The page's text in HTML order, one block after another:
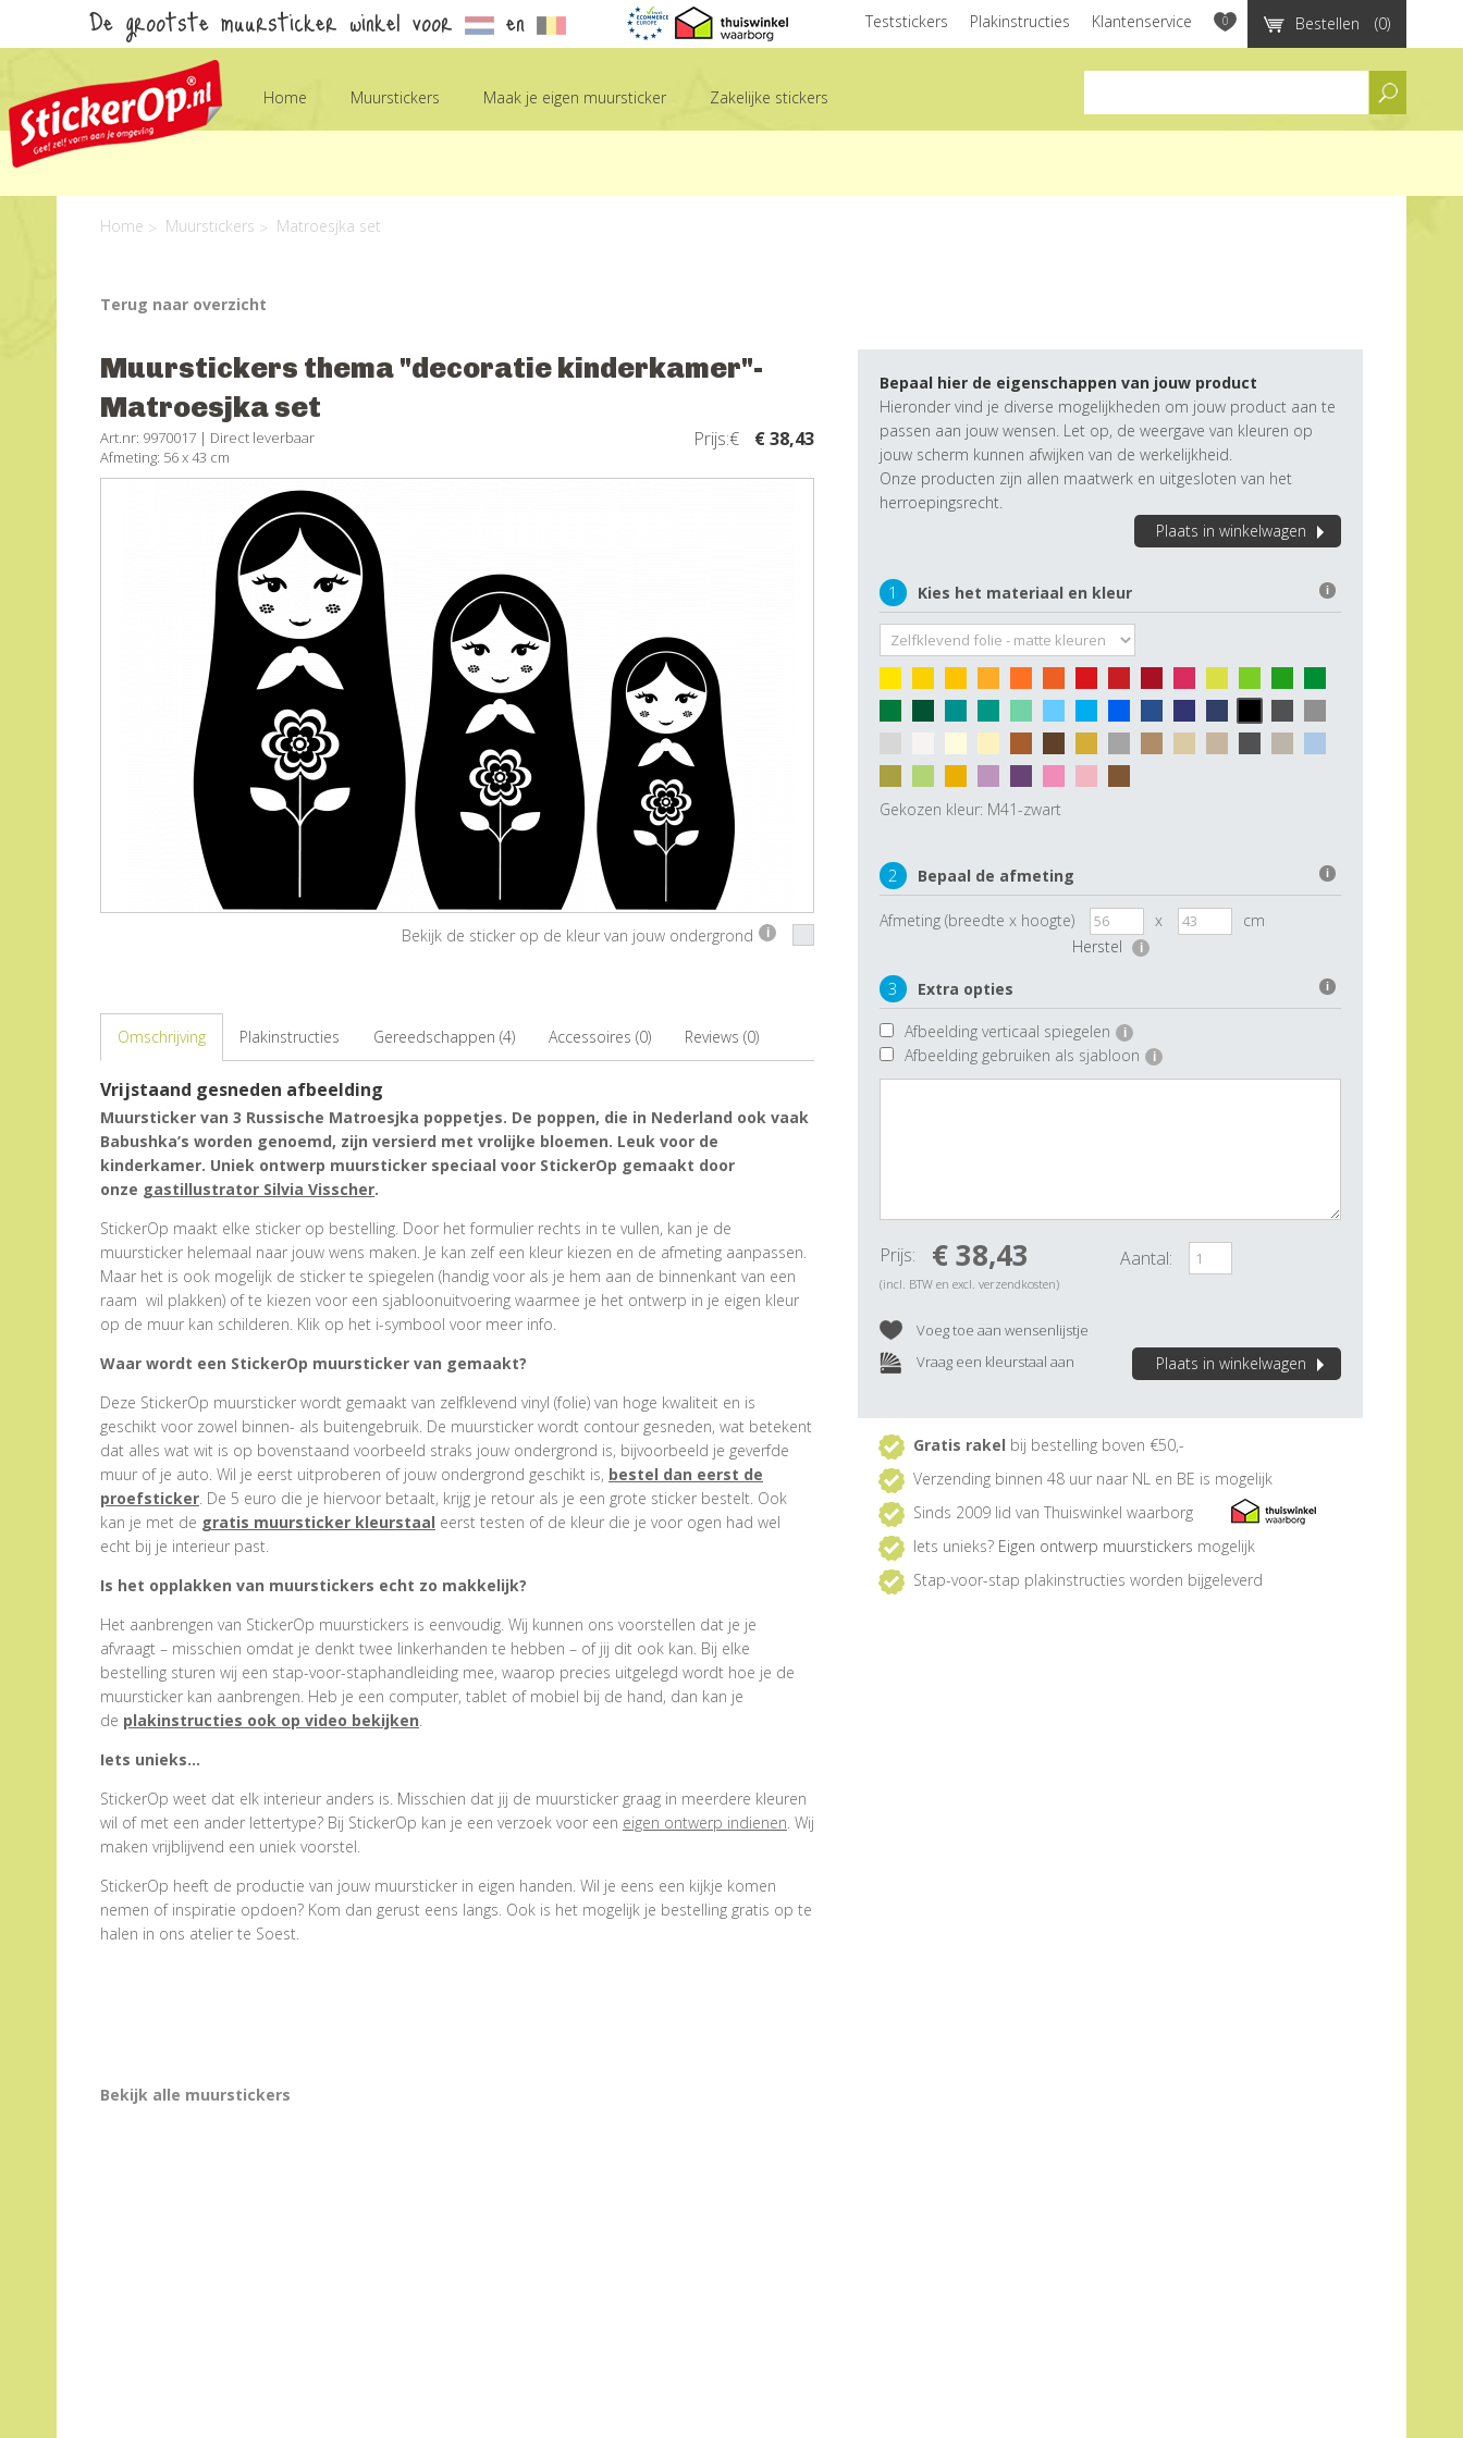
De grootste muursticker winkel voor en Bestellen (0)
Teststickers Plakinstructies Klantenservice 0
Home Muurstickers Maak je eigen muursticker Zakelijke stickers
Home Muurstickers Matroesjka set
Terug naar overzicht
Muurstickers thema "decoratie kinderkamer"-
Matroesjka set
Art.nr: 9970017 | Direct leverbaar
Afmeting: 56 x 43 cm
Prijs:€ € 38,43
Bekijk de sticker op de kleur van jouw ondergrond i
Omschrijving Plakinstructies Gereedschappen (4) Accessoires (0) Reviews (0)
Vrijstaand gesneden afbeelding
Muursticker van 3 Russische Matroesjka poppetjes. De poppen, die in Nederland ook vaak
Babushka’s worden genoemd, zijn versierd met vrolijke bloemen. Leuk voor de
kinderkamer. Uniek ontwerp muursticker speciaal voor StickerOp gemaakt door
onze gastillustrator Silvia Visscher.
StickerOp maakt elke sticker op bestelling. Door het formulier rechts in te vullen, kan je de
muursticker helemaal naar jouw wens maken. Je kan zelf een kleur kiezen en de afmeting aanpassen.
Maar het is ook mogelijk de sticker te spiegelen (handig voor als je hem aan de binnenkant van een
raam wil plakken) of te kiezen voor een sjabloonuitvoering waarmee je het ontwerp in je eigen kleur
op de muur kan schilderen. Klik op het i-symbool voor meer info.
Waar wordt een StickerOp muursticker van gemaakt?
Deze StickerOp muursticker wordt gemaakt van zelfklevend vinyl (folie) van hoge kwaliteit en is
geschikt voor zowel binnen- als buitengebruik. De muursticker wordt contour gesneden, wat betekent
dat alles wat wit is op bovenstaand voorbeeld straks jouw ondergrond is, bijvoorbeeld je geverfde
muur of je auto. Wil je eerst uitproberen of jouw ondergrond geschikt is, bestel dan eerst de
proefsticker. De 5 euro die je hiervoor betaalt, krijg je retour als je een grote sticker bestelt. Ook
kan je met de gratis muursticker kleurstaal eerst testen of de kleur die je voor ogen had wel
echt bij je interieur past.
Is het opplakken van muurstickers echt zo makkelijk?
Het aanbrengen van StickerOp muurstickers is eenvoudig. Wij kunnen ons voorstellen dat je je
afvraagt – misschien omdat je denkt twee linkerhanden te hebben – of jij dit ook kan. Bij elke
bestelling sturen wij een stap-voor-staphandleiding mee, waarop precies uitgelegd wordt hoe je de
muursticker kan aanbrengen. Heb je een computer, tablet of mobiel bij de hand, dan kan je
de plakinstructies ook op video bekijken.
Iets unieks…
StickerOp weet dat elk interieur anders is. Misschien dat jij de muursticker graag in meerdere kleuren
wil of met een ander lettertype? Bij StickerOp kan je een verzoek voor een eigen ontwerp indienen. Wij
maken vrijblijvend een uniek voorstel.
StickerOp heeft de productie van jouw muursticker in eigen handen. Wil je eens een kijkje komen
nemen of inspiratie opdoen? Kom dan gerust eens langs. Ook is het mogelijk je bestelling gratis op te
halen in ons atelier te Soest.
Bekijk alle muurstickers
Bepaal hier de eigenschappen van jouw product
Hieronder vind je diverse mogelijkheden om jouw product aan te
passen aan jouw wensen. Let op, de weergave van kleuren op
jouw scherm kunnen afwijken van de werkelijkheid.
Onze producten zijn allen maatwerk en uitgesloten van het
herroepingsrecht.
Plaats in winkelwagen
1 Kies het materiaal en kleur i
Gekozen kleur: M41-zwart
2 Bepaal de afmeting i
Afmeting (breedte x hoogte) x
cm
Herstel
i
3 Extra opties i
Afbeelding verticaal spiegelen i
Afbeelding gebruiken als sjabloon i
Plaats in winkelwagen
Prijs: € 38,43
(incl. BTW en excl. verzendkosten)
Aantal:
Voeg toe aan wensenlijstje
Vraag een kleurstaal aan
Gratis rakel bij bestelling boven €50,-
Verzending binnen 48 uur naar NL en BE is mogelijk
Sinds 2009 lid van Thuiswinkel waarborg
Iets unieks? Eigen ontwerp muurstickers mogelijk
Stap-voor-stap plakinstructies worden bijgeleverd